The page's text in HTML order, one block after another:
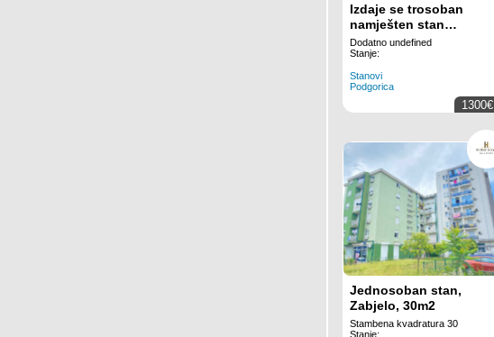
Izdaje se trosoban
namješten stan
površine 130 m!
Dodatno undefined
Stanje:
Stanovi
Podgorica
1300€
Jednosoban stan,
Zabjelo, 30m2
Stambena kvadratura 30
Stanje: